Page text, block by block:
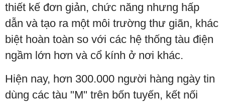
thiết kế đơn giản, chức năng nhưng hấp
dẫn và tạo ra một môi trường thư giãn, khác
biệt hoàn toàn so với các hệ thống tàu điện
ngầm lớn hơn và cổ kính ở nơi khác.
Hiện nay, hơn 300.000 người hàng ngày tin
dùng các tàu "M" trên bốn tuyến, kết nối